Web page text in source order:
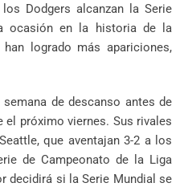
Dodgers alcanzan la Serie
ocasión en la historia de la
logrado más apariciones,
de descanso antes de
próximo viernes. Sus rivales
que aventajan 3-2 a los
de Campeonato de la Liga
decidirá si la Serie Mundial se